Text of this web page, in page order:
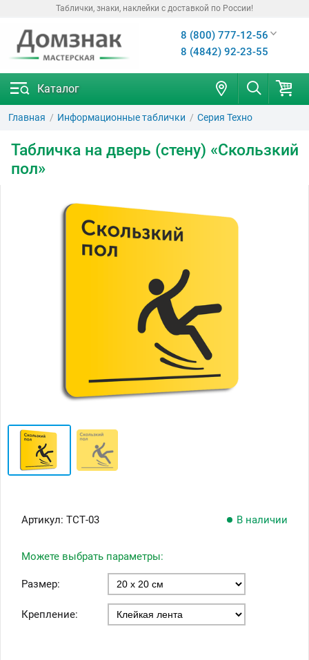
Таблички, знаки, наклейки с доставкой по России!
8 (800) 777-12-56
8 (4842) 92-23-55
Каталог
Главная Информационные таблички Серия Техно
Табличка на дверь (стену) «Скользкий
пол»
Артикул: ТСТ-03 В наличии
Можете выбрать параметры:
Размер:
Крепление: